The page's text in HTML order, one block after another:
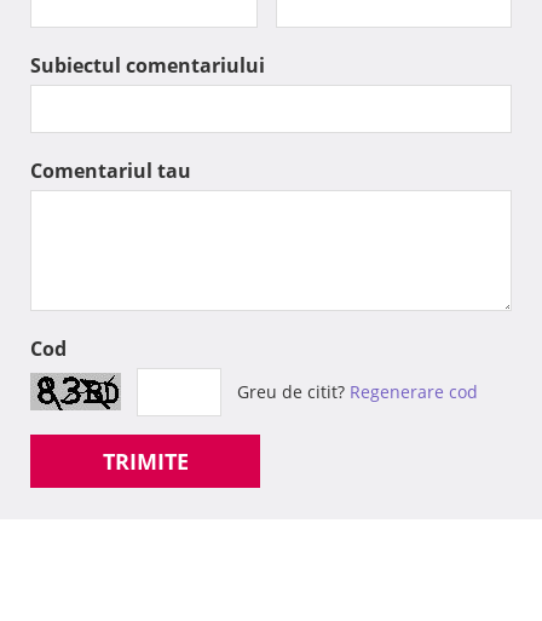
Subiectul comentariului
Comentariul tau
Cod
Greu de citit? Regenerare cod
TRIMITE